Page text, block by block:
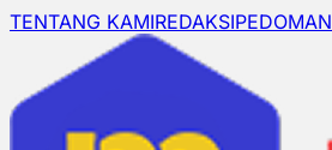
TENTANG KAMIREDAKSIPEDOMAN